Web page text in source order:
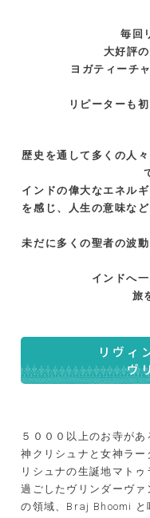
毎回
大好評
ヨガティーチ
リピーターも
歴史を通して多くの人
インドの偉大なエネル
を感じ、人生の意味な
未だに多くの聖者の波
インドへ
旅
リヴィ
ヴ
５０００以上のお寺が
神クリシュナと女神ラ
リシュナの生誕地マト
過ごしたヴリンダーヴ
の領域、Braj Bhoomi と